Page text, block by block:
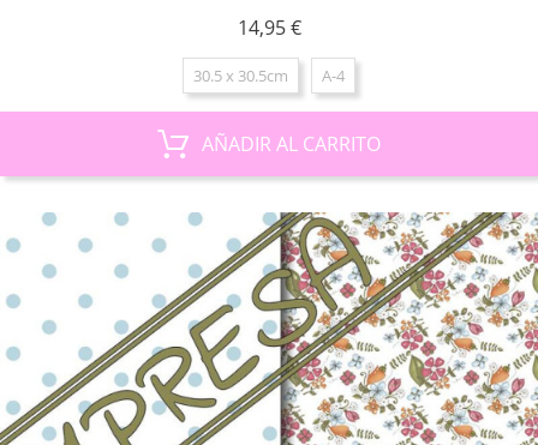
14,95 €Precio
30.5 x 30.5cm A-4
AÑADIR AL CARRITO